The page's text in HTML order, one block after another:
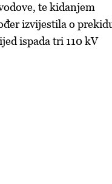
te kidanjem
izvijestila o
ispada tri 110 kV